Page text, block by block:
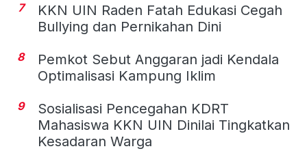
7
KKN UIN Raden Fatah Edukasi Cegah
Bullying dan Pernikahan Dini
8
Pemkot Sebut Anggaran jadi Kendala
Optimalisasi Kampung Iklim
9
Sosialisasi Pencegahan KDRT
Mahasiswa KKN UIN Dinilai Tingkatkan
Kesadaran Warga